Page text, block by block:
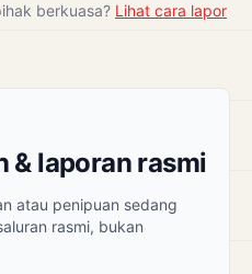
berkuasa? Lihat cara lapor
& laporan rasmi
atau penipuan sedang
rasmi, bukan